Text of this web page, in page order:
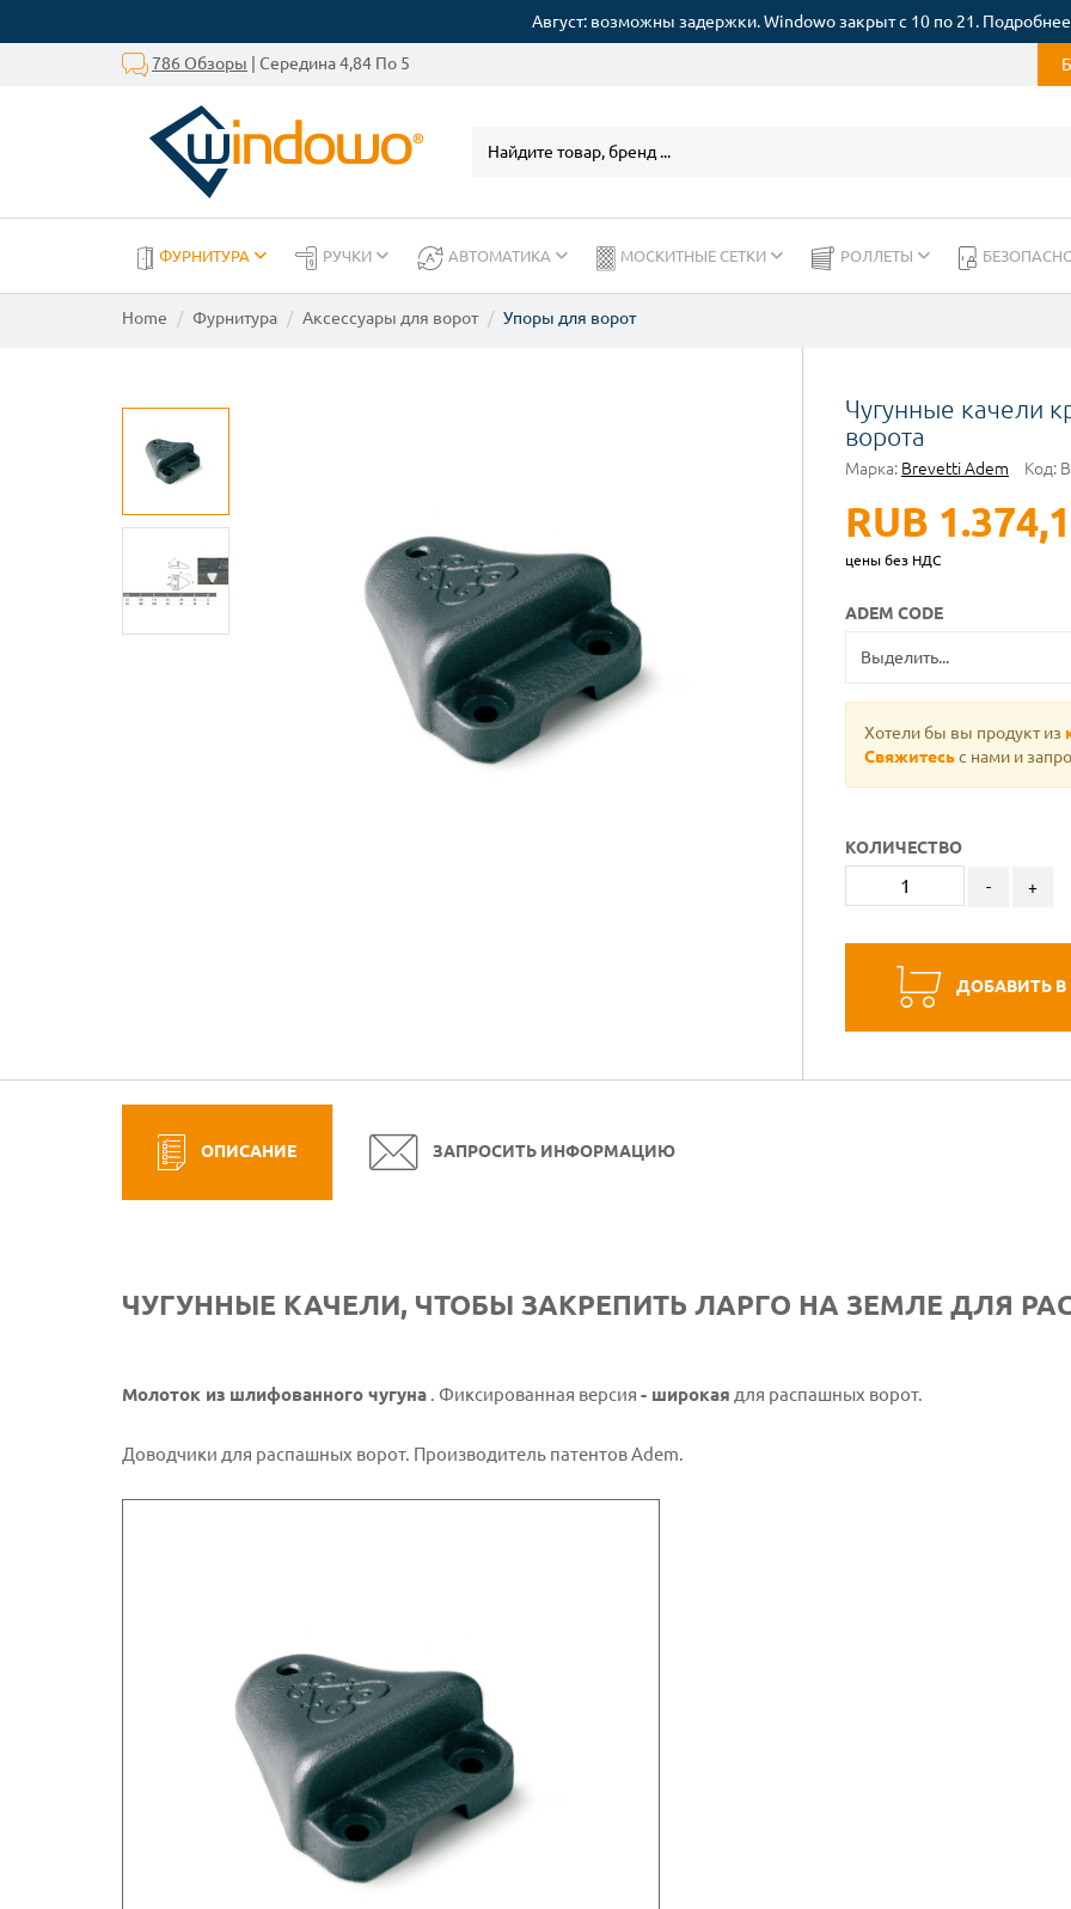
Август: возможны задержки. Windowo закрыт с 10 по 21.
786 Обзоры | Середина 4,84 По 5
ФУРНИТУРА РУЧКИ АВТОМАТИКА МОСКИТНЫЕ СЕТКИ РОЛЛЕТЫ
Home Фурнитура Аксессуары для ворот Упоры для ворот
Чугунные качели
ворота
Марка: Brevetti Adem Код:
RUB
цены без НДС
ADEM CODE
Хотели бы вы продукт из
Свяжитесьс нами и
КОЛИЧЕСТВО
- +
ДОБАВИТЬ В
ОПИСАНИЕ ЗАПРОСИТЬ ИНФОРМАЦИЮ
ЧУГУННЫЕ КАЧЕЛИ, ЧТОБЫ ЗАКРЕПИТЬ ЛАРГО НА ЗЕМЛЕ ДЛЯ
Молоток из шлифованного чугуна . Фиксированная версия - широкая для распашных ворот.
Доводчики для распашных ворот. Производитель патентов Adem.